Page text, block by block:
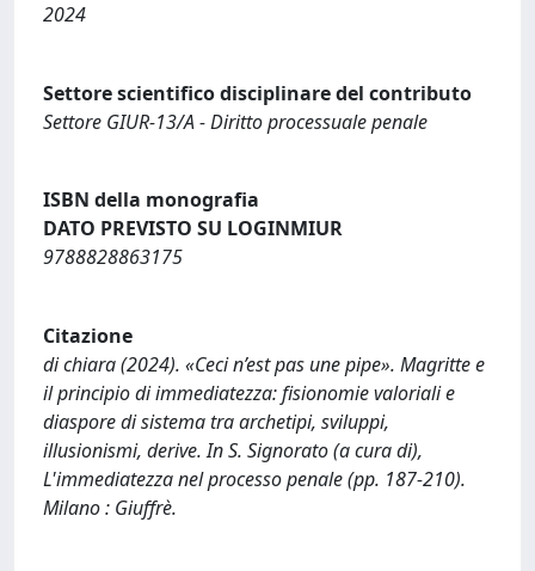
2024
Settore scientifico disciplinare del contributo
Settore GIUR-13/A - Diritto processuale penale
ISBN della monografia
DATO PREVISTO SU LOGINMIUR
9788828863175
Citazione
di chiara (2024). «Ceci n’est pas une pipe». Magritte e
il principio di immediatezza: fisionomie valoriali e
diaspore di sistema tra archetipi, sviluppi,
illusionismi, derive. In S. Signorato (a cura di),
L'immediatezza nel processo penale (pp. 187-210).
Milano : Giuffrè.